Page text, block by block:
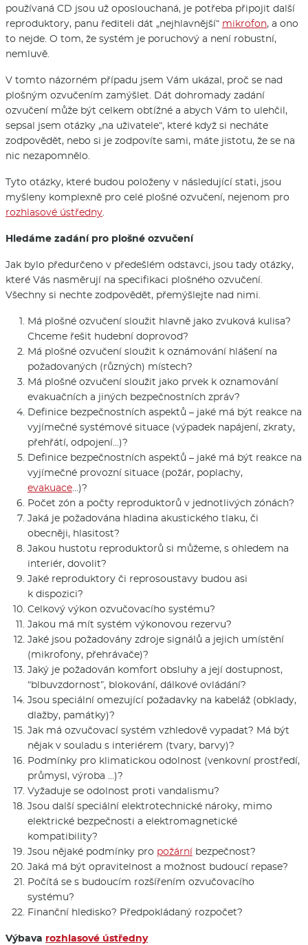
používaná CD jsou už oposlouchaná, je potřeba připojit další
reproduktory, panu řediteli dát „nejhlavnější“ mikrofon, a ono
to nejde. O tom, že systém je poruchový a není robustní,
nemluvě.
V tomto názorném případu jsem Vám ukázal, proč se nad
plošným ozvučením zamýšlet. Dát dohromady zadání
ozvučení může být celkem obtížné a abych Vám to ulehčil,
sepsal jsem otázky „na uživatele“, které když si necháte
zodpovědět, nebo si je zodpovíte sami, máte jistotu, že se na
nic nezapomnělo.
Tyto otázky, které budou položeny v následující stati, jsou
myšleny komplexně pro celé plošné ozvučení, nejenom pro
rozhlasové ústředny.
Hledáme zadání pro plošné ozvučení
Jak bylo předurčeno v předešlém odstavci, jsou tady otázky,
které Vás nasměrují na specifikaci plošného ozvučení.
Všechny si nechte zodpovědět, přemýšlejte nad nimi.
Má plošné ozvučení sloužit hlavně jako zvuková kulisa?
Chceme řešit hudební doprovod?
Má plošné ozvučení sloužit k oznámování hlášení na
požadovaných (různých) místech?
Má plošné ozvučení sloužit jako prvek k oznamování
evakuačních a jiných bezpečnostních zpráv?
Definice bezpečnostních aspektů – jaké má být reakce na
vyjímečné systémové situace (výpadek napájení, zkraty,
přehřátí, odpojení…)?
Definice bezpečnostních aspektů – jaké má být reakce na
vyjímečné provozní situace (požár, poplachy,
evakuace…)?
Počet zón a počty reproduktorů v jednotlivých zónách?
Jaká je požadována hladina akustického tlaku, či
obecněji, hlasitost?
Jakou hustotu reproduktorů si můžeme, s ohledem na
interiér, dovolit?
Jaké reproduktory či reprosoustavy budou asi
k dispozici?
Celkový výkon ozvučovacího systému?
Jakou má mít systém výkonovou rezervu?
Jaké jsou požadovány zdroje signálů a jejich umístění
(mikrofony, přehrávače)?
Jaký je požadován komfort obsluhy a její dostupnost,
“blbuvzdornost”, blokování, dálkové ovládání?
Jsou speciální omezující požadavky na kabeláž (obklady,
dlažby, památky)?
Jak má ozvučovací systém vzhledově vypadat? Má být
nějak v souladu s interiérem (tvary, barvy)?
Podmínky pro klimatickou odolnost (venkovní prostředí,
průmysl, výroba …)?
Vyžaduje se odolnost proti vandalismu?
Jsou další speciální elektrotechnické nároky, mimo
elektrické bezpečnosti a elektromagnetické
kompatibility?
Jsou nějaké podmínky pro požární bezpečnost?
Jaká má být opravitelnost a možnost budoucí repase?
Počítá se s budoucím rozšířením ozvučovacího
systému?
Finanční hledisko? Předpokládaný rozpočet?
Výbava rozhlasové ústředny